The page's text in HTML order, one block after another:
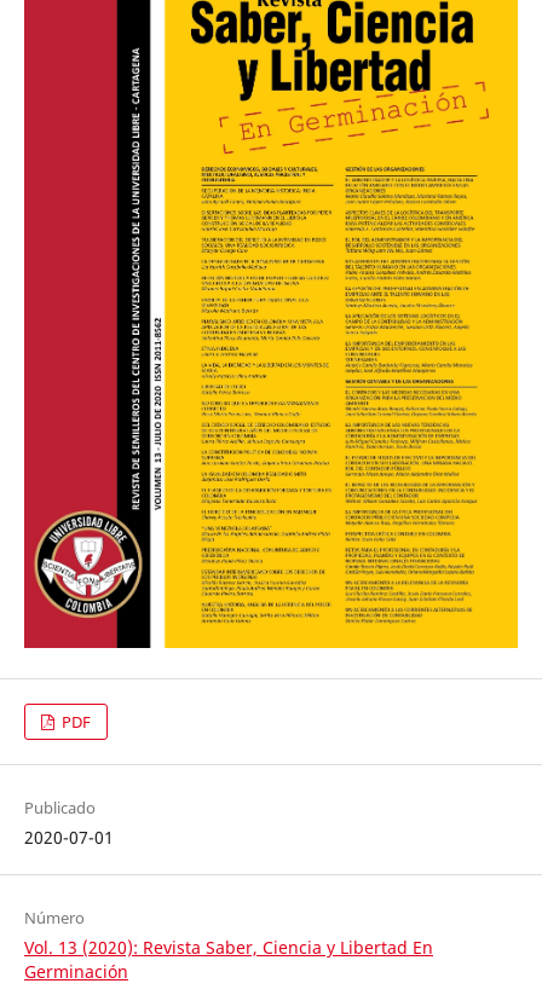
PDF
Publicado
2020-07-01
Número
Vol. 13 (2020): Revista Saber, Ciencia y Libertad En
Germinación